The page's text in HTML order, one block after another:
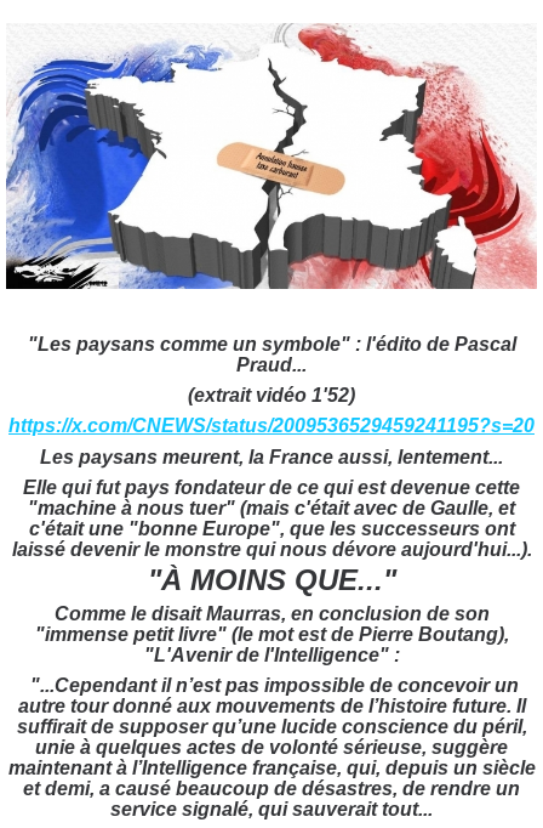
"Les paysans comme un symbole" : l'édito de Pascal
Praud...
(extrait vidéo 1'52)
https://x.com/CNEWS/status/2009536529459241195?s=20
Les paysans meurent, la France aussi, lentement...
Elle qui fut pays fondateur de ce qui est devenue cette
"machine à nous tuer" (mais c'était avec de Gaulle, et
c'était une "bonne Europe", que les successeurs ont
laissé devenir le monstre qui nous dévore aujourd'hui...).
"À MOINS QUE..."
Comme le disait Maurras, en conclusion de son
"immense petit livre" (le mot est de Pierre Boutang),
"L'Avenir de l'Intelligence" :
"...Cependant il n’est pas impossible de concevoir un
autre tour donné aux mouvements de l’histoire future. Il
suffirait de supposer qu’une lucide conscience du péril,
unie à quelques actes de volonté sérieuse, suggère
maintenant à l’Intelligence française, qui, depuis un siècle
et demi, a causé beaucoup de désastres, de rendre un
service signalé, qui sauverait tout...